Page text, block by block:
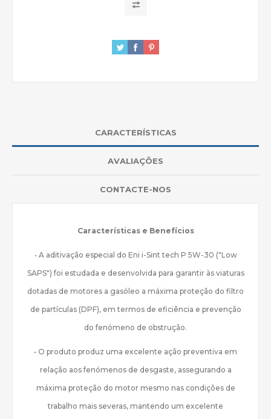
CARACTERÍSTICAS
AVALIAÇÕES
CONTACTE-NOS
Características e Benefícios
• A aditivação especial do Eni i-Sint tech P 5W-30 ("Low
SAPS") foi estudada e desenvolvida para garantir às viaturas
dotadas de motores a gasóleo a máxima proteção do filtro
de partículas (DPF), em termos de eficiência e prevenção
do fenómeno de obstrução.
• O produto produz uma excelente ação preventiva em
relação aos fenómenos de desgaste, assegurando a
máxima proteção do motor mesmo nas condições de
trabalho mais severas, mantendo um excelente